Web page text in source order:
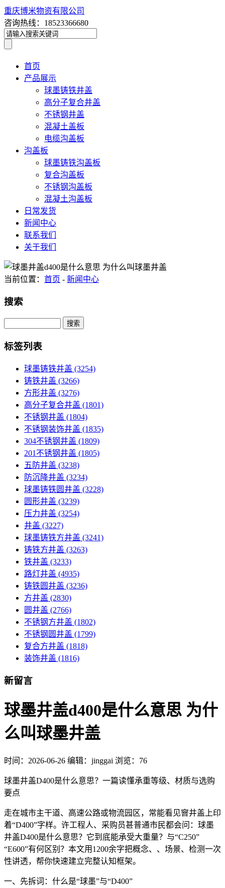
重庆博米物资有限公司
咨询热线：18523366680
首页
产品展示
球墨铸铁井盖
高分子复合井盖
不锈钢井盖
混凝土盖板
电缆沟盖板
沟盖板
球墨铸铁沟盖板
复合沟盖板
不锈钢沟盖板
混凝土沟盖板
日常发货
新闻中心
联系我们
关于我们
当前位置： 首页 - 新闻中心
搜索
Search
标签列表
球墨铸铁井盖 (3254)
铸铁井盖 (3266)
方形井盖 (3276)
高分子复合井盖 (1801)
不锈钢井盖 (1804)
不锈钢装饰井盖 (1835)
304不锈钢井盖 (1809)
201不锈钢井盖 (1805)
五防井盖 (3238)
防沉降井盖 (3234)
球墨铸铁圆井盖 (3228)
圆形井盖 (3239)
压力井盖 (3254)
井盖 (3227)
球墨铸铁方井盖 (3241)
铸铁方井盖 (3263)
铁井盖 (3233)
路灯井盖 (4935)
铸铁圆井盖 (3236)
方井盖 (2830)
圆井盖 (2766)
不锈钢方井盖 (1802)
不锈钢圆井盖 (1799)
复合方井盖 (1818)
装饰井盖 (1816)
新留言
球墨井盖d400是什么意思 为什
么叫球墨井盖
时间： 2026-06-26 编辑：jinggai 浏览：76
球墨井盖D400是什么意思？一篇读懂承重等级、材质与选购
要点
走在城市主干道、高速公路或物流园区，常能看见窨井盖上印
着“D400”字样。许工程人、采购员甚普通市民都会问：球墨
井盖D400是什么意思？它到底能承受大重量？与“C250”
“E600”有何区别？本文用1200余字把概念、、场景、检测一次
性讲透，帮你快速建立完整认知框架。
一、先拆词：什么是“球墨”与“D400”